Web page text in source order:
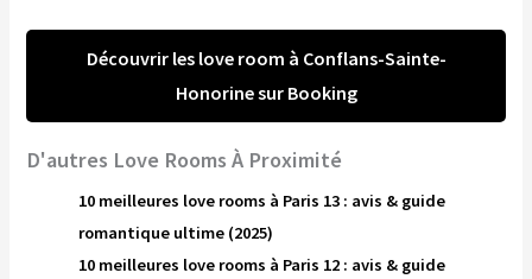
Découvrir les love room à Conflans-Sainte-
Honorine sur Booking
D'autres Love Rooms À Proximité
10 meilleures love rooms à Paris 13 : avis & guide
romantique ultime (2025)
10 meilleures love rooms à Paris 12 : avis & guide